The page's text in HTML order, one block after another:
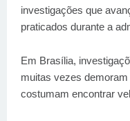
investigações que
praticados durante a
Em Brasília,
muitas vezes
costumam encontrar